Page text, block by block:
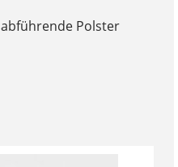
Polster